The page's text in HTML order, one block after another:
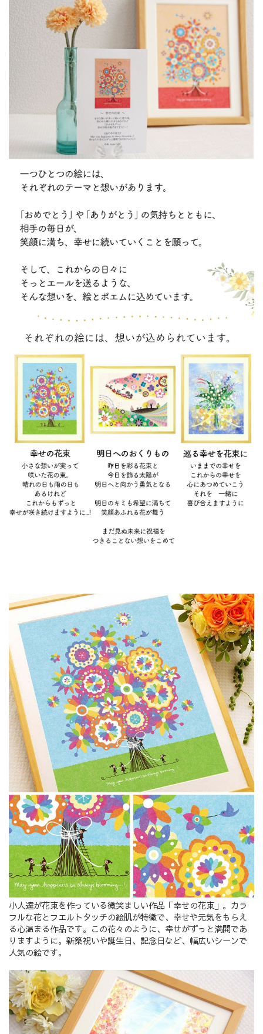
小人達が花束を作っている微笑ましい作品「幸せの花束」。カラ
フルな花とフエルトタッチの絵肌が特徴で、幸せや元気をもらえ
る心温まる作品です。この花々のように、幸せがずっと満開であ
りますように。新築祝いや誕生日、記念日など、幅広いシーンで
人気の絵です。